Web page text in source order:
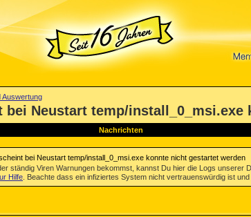
Auswertung
bei Neustart temp/
Nachrichten
bei Neustart temp/install_0_msi.exe konnte nicht gestartet werden
ständig Viren Warnungen bekommst, kannst Du hier die Logs
Hilfe . Beachte dass ein infiziertes System nicht vertrauenswürdig ist